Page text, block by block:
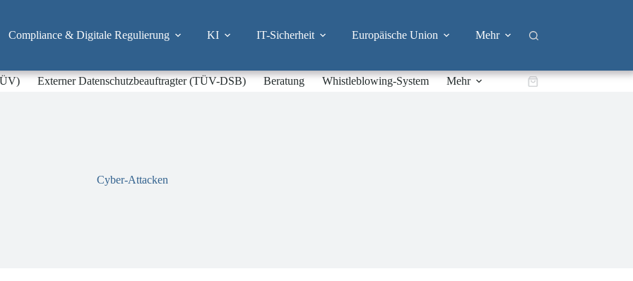
Compliance & Digitale Regulierung KI IT-Sicherheit Europäische Union Mehr
Externer Datenschutzbeauftragter (TÜV-DSB) Beratung Whistleblowing-System Mehr Warenkorb
Cyber-Attacken